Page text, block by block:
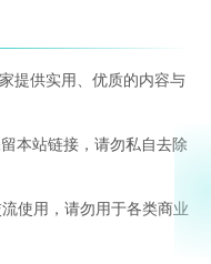
提供实用、优质的内容与
本站链接，请勿私自去除
使用，请勿用于各类商业